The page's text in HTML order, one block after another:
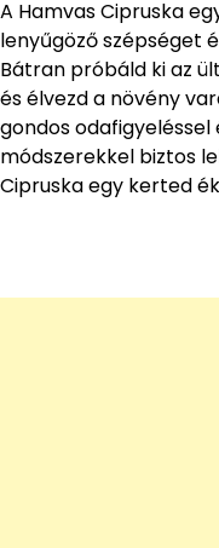
A Hamvas Cipruska
lenyűgöző szépséget
Bátran próbáld ki az
és élvezd a növény
gondos
módszerekkel biztos
Cipruska egy kerted